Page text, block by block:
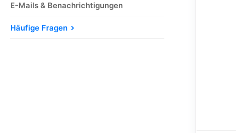
E-Mails & Benachrichtigungen
Häufige Fragen